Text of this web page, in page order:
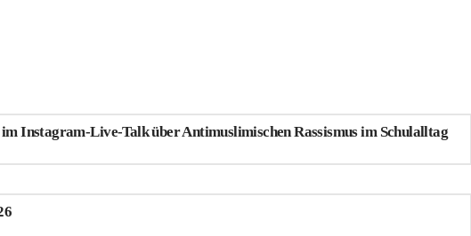
Instagram-Live-Talk über Antimuslimischen Rassismus im Schulalltag